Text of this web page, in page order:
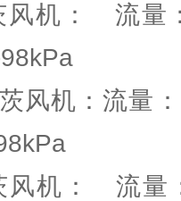
风机： 流量
风机：流量
风机： 流量